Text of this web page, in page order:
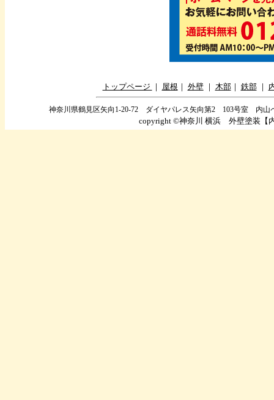
トップページ ｜ 屋根 ｜ 外壁｜ 木部｜ 鉄部｜
神奈川県鶴見区矢向1-20-72 ダイヤパレス矢向第2 103号室 内山
copyright ©神奈川 横浜 外壁塗装【